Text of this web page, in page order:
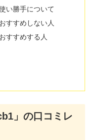
い勝手について
すすめしない人
すすめする人
」の口コミレ